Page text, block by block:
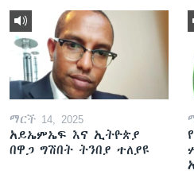
ማርች 14, 2025
አይኤምኤፍ እና ኢትዮጵያ
በዋጋ ግሽበት ትንበያ ተለያዩ